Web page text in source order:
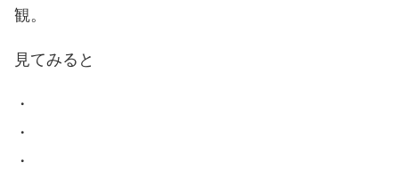
観。
見てみると
・
・
・